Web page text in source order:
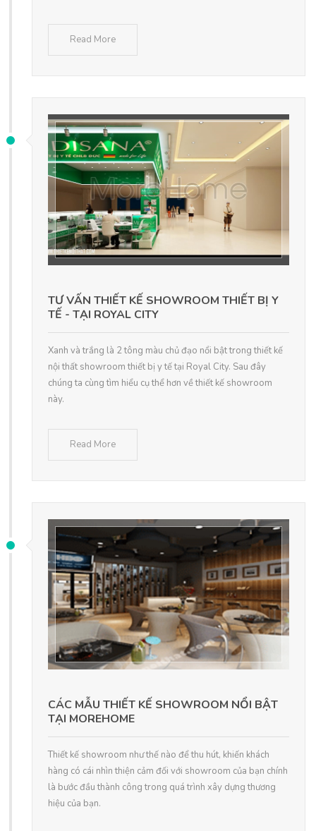
Read More
TƯ VẤN THIẾT KẾ SHOWROOM THIẾT BỊ Y
TẾ - TẠI ROYAL CITY
Xanh và trắng là 2 tông màu chủ đạo nổi bật trong thiết kế
nội thất showroom thiết bị y tế tại Royal City. Sau đây
chúng ta cùng tìm hiểu cụ thể hơn về thiết kế showroom
này.
Read More
CÁC MẪU THIẾT KẾ SHOWROOM NỔI BẬT
TẠI MOREHOME
Thiết kế showroom như thế nào để thu hút, khiến khách
hàng có cái nhìn thiện cảm đối với showroom của bạn chính
là bước đầu thành công trong quá trình xây dựng thương
hiệu của bạn.